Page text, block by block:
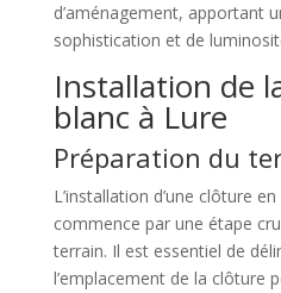
d’aménagement, apportant
sophistication et de
Installation de
blanc à Lure
Préparation du
L’installation d’une clôture
commence par une étape
terrain. Il est essentiel de
l’emplacement de la clôture